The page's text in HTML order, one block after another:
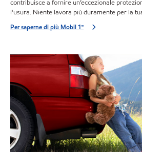
contribuisce a fornire un’eccezionale
l'usura. Niente lavora più duramente per la
Per saperne di più Mobil 1™